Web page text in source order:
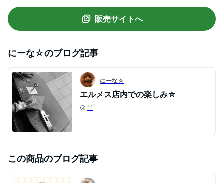
Silver HW Handbag[EXCELLENT]
[Authentic])【あす楽対応】#よちか
販売サイトへ
にーな☆のブログ記事
にーな☆
エルメス店内での楽しみ☆
11
この商品のブログ記事